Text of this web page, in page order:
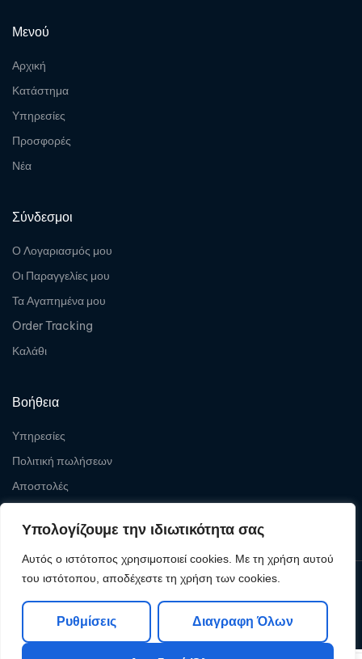
Υπολογίζουμε την ιδιωτικότητα σας
Αυτός ο ιστότοπος χρησιμοποιεί cookies. Με τη χρήση αυτού
του ιστότοπου, αποδέχεστε τη χρήση των cookies.
Ρυθμίσεις Διαγραφη Όλων
Μενού
Αρχική
Κατάστημα
Υπηρεσίες
Προσφορές
Νέα
Σύνδεσμοι
Ο Λογαριασμός μου
Οι Παραγγελίες μου
Τα Αγαπημένα μου
Order Tracking
Καλάθι
Βοήθεια
Υπηρεσίες
Πολιτική πωλήσεων
Αποστολές
Copyright © 2026Levelcom| Powered by Levelcom